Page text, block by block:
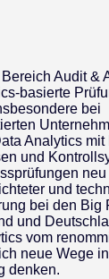
Audit &
basierte
bei
Analytics mit
und
und
bei den Big
und
vom
neue Wege
denken.